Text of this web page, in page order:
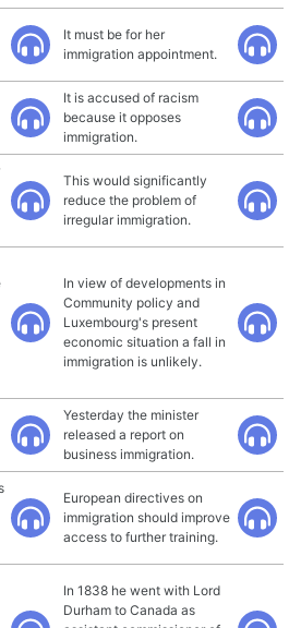
It must be for her
immigration appointment.
It is accused of racism
because it opposes
immigration.
This would significantly
reduce the problem of
irregular immigration.
In view of developments in
Community policy and
Luxembourg's present
economic situation a fall in
immigration is unlikely.
Yesterday the minister
released a report on
business immigration.
European directives on
immigration should improve
access to further training.
In 1838 he went with Lord
Durham to Canada as